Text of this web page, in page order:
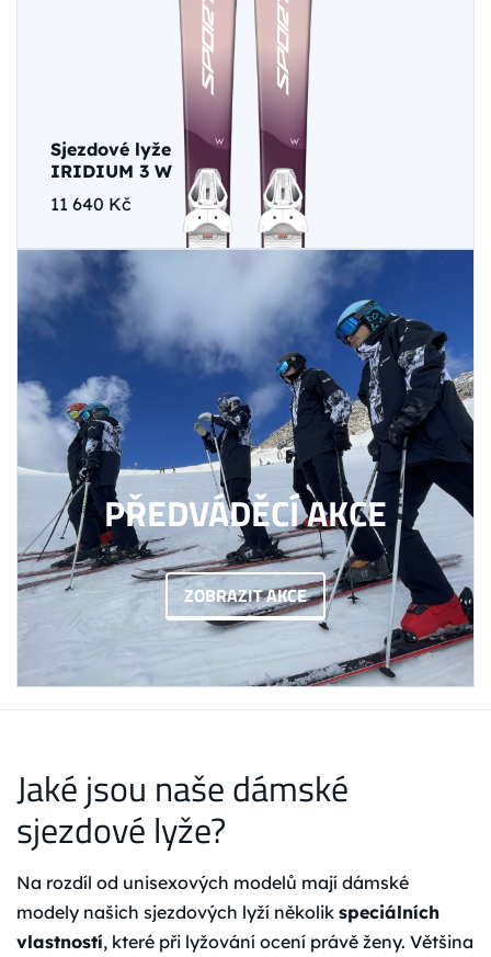
Sjezdové lyže
IRIDIUM 3 W
11 640 Kč
PŘEDVÁDĚCÍ AKCE
ZOBRAZIT AKCE
Jaké jsou naše dámské
sjezdové lyže?
Na rozdíl od unisexových modelů mají dámské
modely našich sjezdových lyží několik speciálních
vlastností, které při lyžování ocení právě ženy. Většina